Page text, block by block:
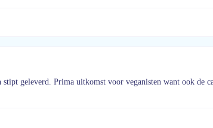
geleverd. Prima uitkomst voor veganisten want ook de